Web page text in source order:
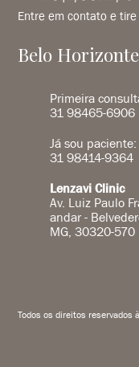
Entre em contato e tire
Belo
Primeira
31 98465-6906
Já sou paciente:
31 98414-9364
Lenzavi Clinic
Av. Luiz Paulo
andar -
MG, 30320-570
Todos os direitos reservados